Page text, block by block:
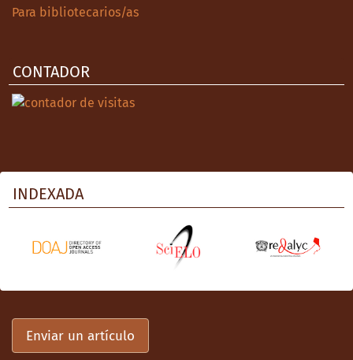
Para bibliotecarios/as
CONTADOR
INDEXADA
Enviar un artículo